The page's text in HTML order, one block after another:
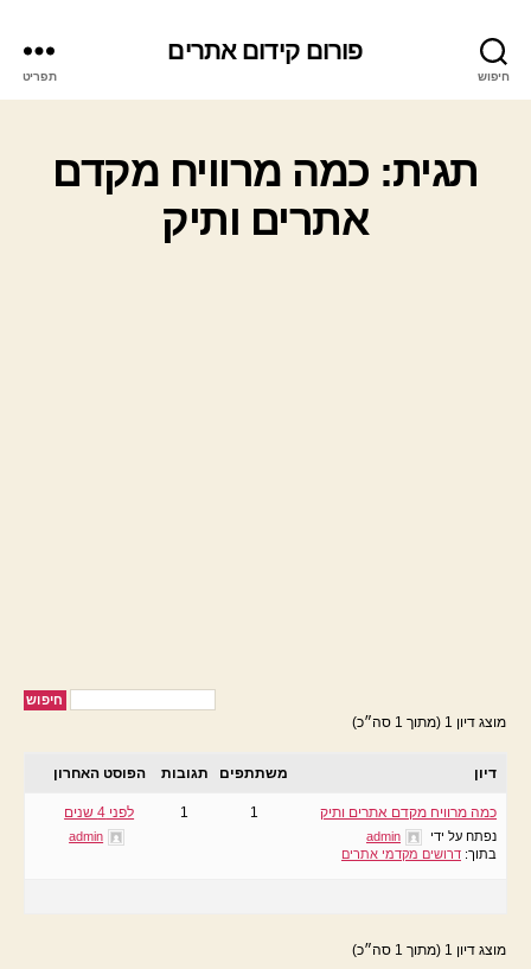
חיפוש
פורום קידום אתרים
תפריט
תגית: כמה מרוויח מקדם
אתרים ותיק
מוצג דיון 1 (מתוך 1 סה״כ)
דיון משתתפים תגובות הפוסט האחרון
כמה מרוויח מקדם אתרים ותיק
נפתח על ידי
admin
בתוך: דרושים מקדמי אתרים
1
1 לפני 4 שנים
admin
מוצג דיון 1 (מתוך 1 סה״כ)